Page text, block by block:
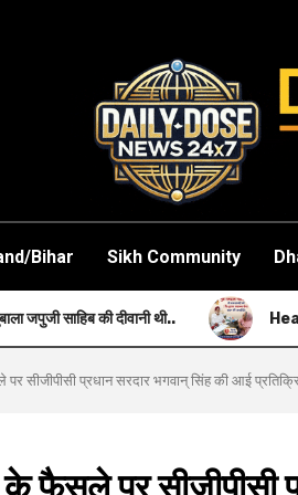
Bihar Sikh Community
थी.. Health-सीजीपीसी द्वारा
सीजीपीसी प्रधान सरदार भगवान् सिंह की आई